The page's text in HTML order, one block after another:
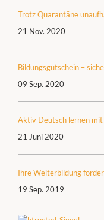
Trotz Quarantäne
21 Nov. 2020
Bildungsgutschein –
09 Sep. 2020
Aktiv Deutsch lernen
21 Juni 2020
Ihre Weiterbildung
19 Sep. 2019